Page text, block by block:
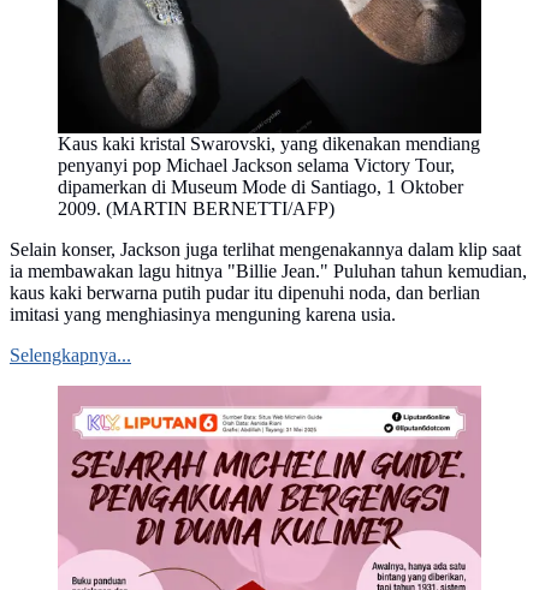
Kaus kaki kristal Swarovski, yang dikenakan mendiang
penyanyi pop Michael Jackson selama Victory Tour,
dipamerkan di Museum Mode di Santiago, 1 Oktober
2009. (MARTIN BERNETTI/AFP)
Selain konser, Jackson juga terlihat mengenakannya dalam klip saat
ia membawakan lagu hitnya "Billie Jean." Puluhan tahun kemudian,
kaus kaki berwarna putih pudar itu dipenuhi noda, dan berlian
imitasi yang menghiasinya menguning karena usia.
Selengkapnya...